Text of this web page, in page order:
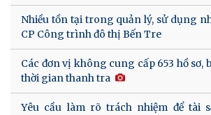
Nhiều tồn tại trong quản lý, sử dụng
CP Công trình đô thị Bến Tre
Các đơn vị không cung cấp 653 hồ sơ,
thời gian thanh tra
Yêu cầu làm rõ trách nhiệm để tài